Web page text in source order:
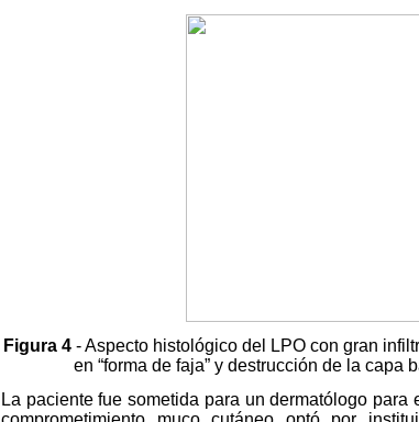
Figura 4 - Aspecto histológico del LPO con gran
en “forma de faja” y destrucción de la
La paciente fue sometida para un dermatólogo